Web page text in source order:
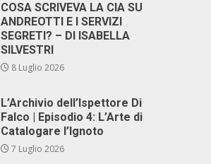
COSA SCRIVEVA LA CIA SU
ANDREOTTI E I SERVIZI
SEGRETI? – DI ISABELLA
SILVESTRI
8 Luglio 2026
L’Archivio dell’Ispettore Di
Falco | Episodio 4: L’Arte di
Catalogare l’Ignoto
7 Luglio 2026